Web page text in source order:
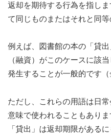
返却を期待する行為を指し
て同じものまたはそれと同
例えば、図書館の本の「貸出
（融資）がこのケースに該
発生することが一般的です（
ただし、これらの用語は日
意味で使われることもあり
「貸出」は返却期限がある